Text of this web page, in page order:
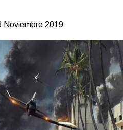
Noviembre 2019